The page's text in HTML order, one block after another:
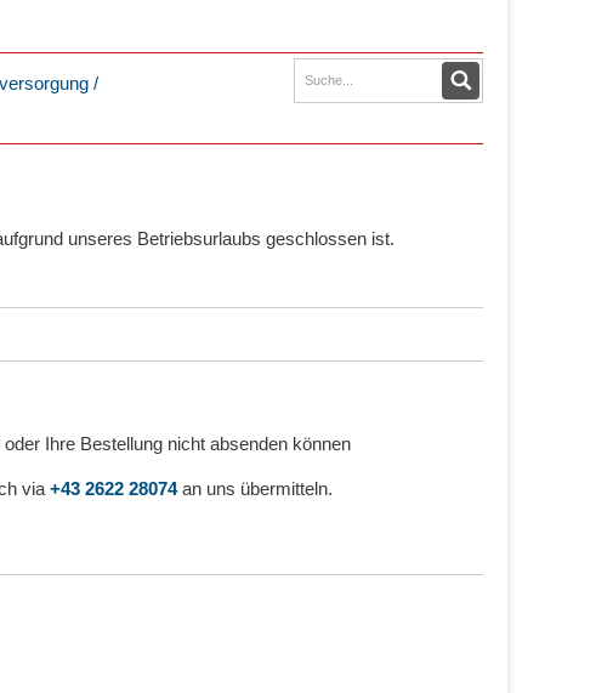
/
unseres Betriebsurlaubs geschlossen ist.
Ihre Bestellung nicht absenden können
via +43 2622 28074an uns übermitteln.